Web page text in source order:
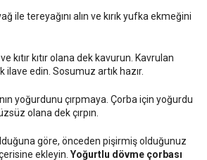
ile tereyağını alın ve kırık yufka ekmeğini
kıtır kıtır olana dek kavurun. Kavrulan
edin. Sosumuz artık hazır.
yoğurdunu çırpmaya. Çorba için yoğurdu
olana dek çırpın.
göre, önceden pişirmiş olduğunuz
ekleyin. Yoğurtlu dövme çorbası